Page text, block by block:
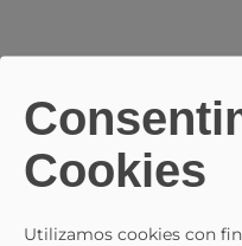
Cookies
Utilizamos cookies con